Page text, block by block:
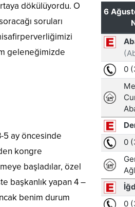
dökülüyordu. O
soruları
geleneğimizde
5 ay öncesinde
kongre
başladılar, özel
başkanlık yapan 4 –
benim durum